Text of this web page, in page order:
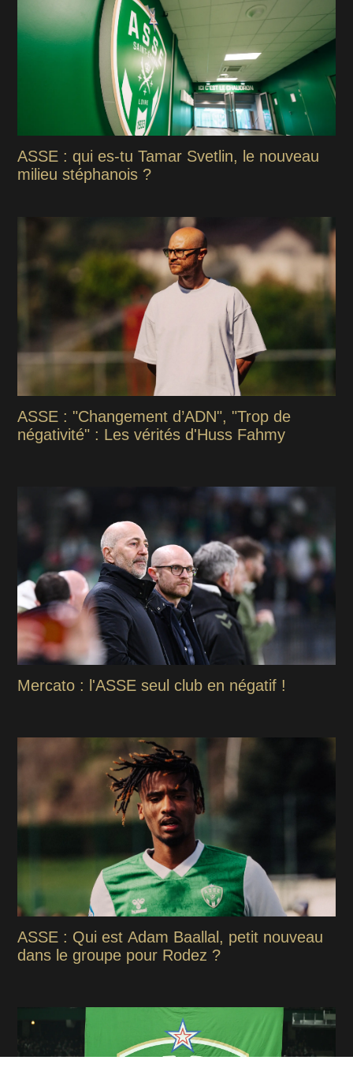
ASSE : qui es-tu Tamar Svetlin, le nouveau
milieu stéphanois ?
ASSE : "Changement d’ADN", "Trop de
négativité" : Les vérités d'Huss Fahmy
Mercato : l'ASSE seul club en négatif !
ASSE : Qui est Adam Baallal, petit nouveau
dans le groupe pour Rodez ?